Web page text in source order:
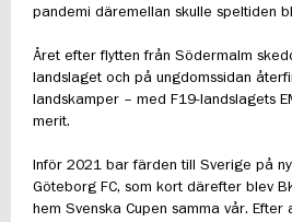
pandemi däremellan skulle speltiden
Året efter flytten från Södermalm
landslaget och på ungdomssidan
landskamper – med F19-landslagets
merit.
Inför 2021 bar färden till Sverige på
Göteborg FC, som kort därefter blev
hem Svenska Cupen samma vår.